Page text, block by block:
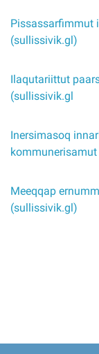
Pissassarfimmut
(sullissivik.gl)
Ilaqutariittut
(sullissivik.gl
Inersimasoq
Meeqqap
(sullissivik.gl)